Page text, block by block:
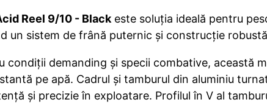
Reel 9/10 - Black este soluția ideală pentru
un sistem de frână puternic și construcție
condiții demanding și specii combative, această
pe apă. Cadrul și tamburul din aluminiu
și precizie în exploatare. Profilul în V al